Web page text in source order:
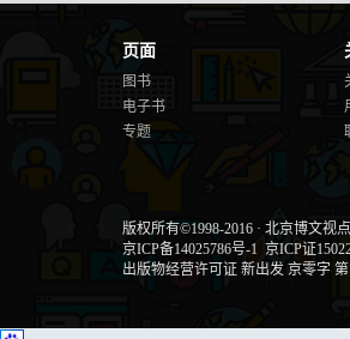
页面
图书
电子书
专题
版权所有©1998-2016 · 北京博文视
京ICP备14025786号-1 京ICP证
出版物经营许可证 新出发 京零字 第